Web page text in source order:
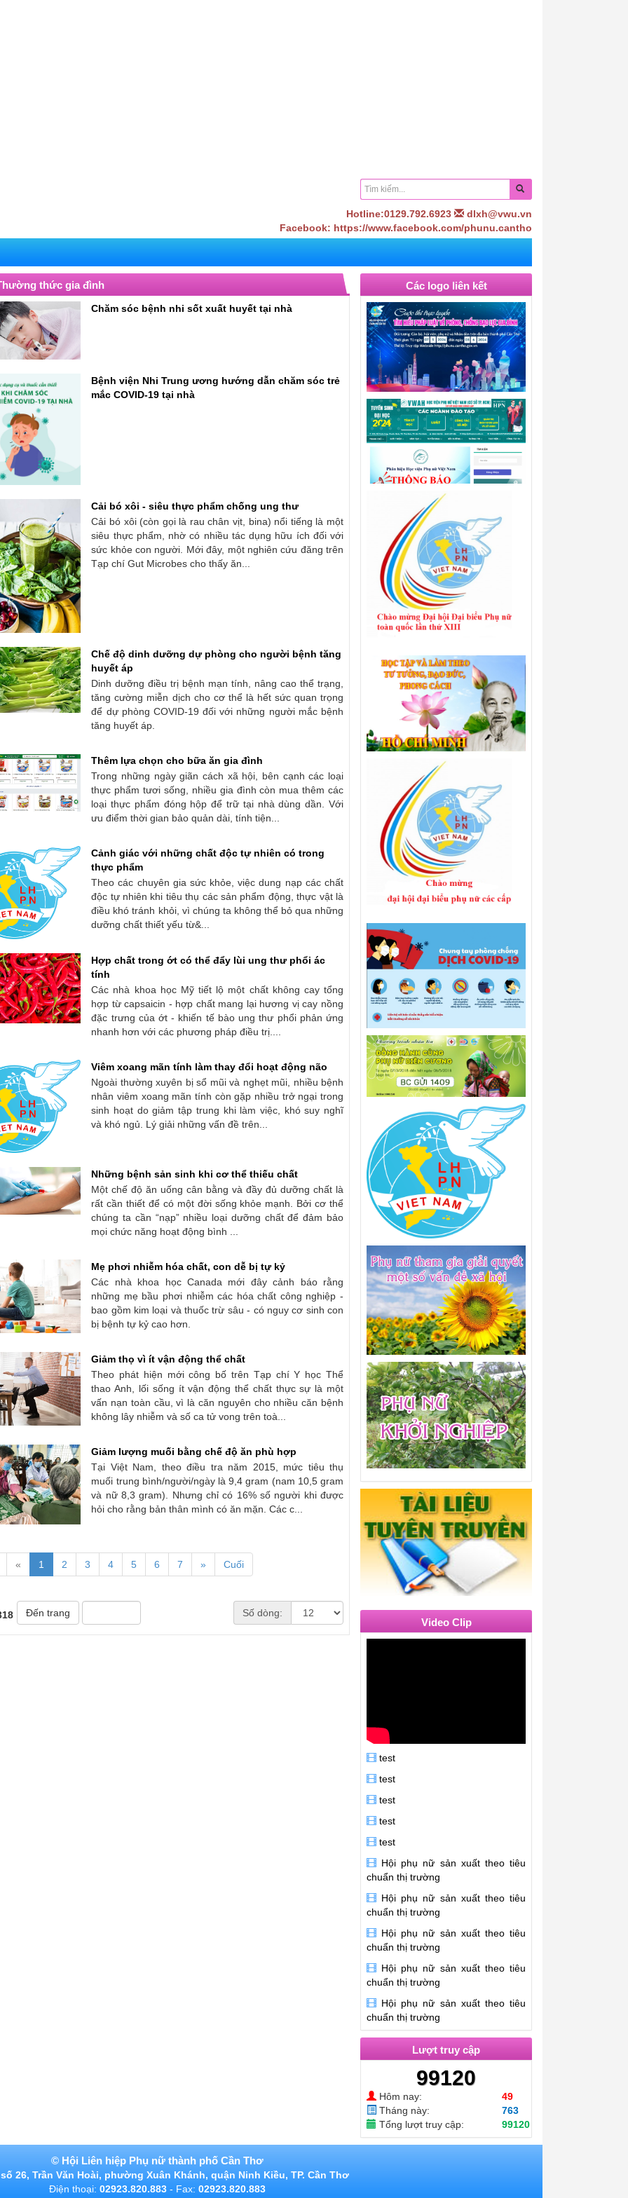
Hotline:0129.792.6923
dlxh@vwu.vn
Facebook: https://www.facebook.com/phunu.cantho
thức gia đình
Chăm sóc bệnh nhi sốt xuất huyết tại nhà
Bệnh viện Nhi Trung ương hướng dẫn chăm sóc trẻ
mắc COVID-19 tại nhà
Cải bó xôi - siêu thực phẩm chống ung thư
Cải bó xôi (còn gọi là rau chân vịt, bina) nổi tiếng là một
siêu thực phẩm, nhờ có nhiều tác dụng hữu ích đối với
sức khỏe con người. Mới đây, một nghiên cứu đăng trên
Tạp chí Gut Microbes cho thấy ăn...
Chế độ dinh dưỡng dự phòng cho người bệnh tăng
huyết áp
Dinh dưỡng điều trị bệnh mạn tính, nâng cao thể trạng,
tăng cường miễn dịch cho cơ thể là hết sức quan trọng
để dự phòng COVID-19 đối với những người mắc bệnh
tăng huyết áp.
Thêm lựa chọn cho bữa ăn gia đình
Trong những ngày giãn cách xã hội, bên cạnh các loại
thực phẩm tươi sống, nhiều gia đình còn mua thêm các
loại thực phẩm đóng hộp để trữ tại nhà dùng dần. Với
ưu điểm thời gian bảo quản dài, tính tiện...
Cảnh giác với những chất độc tự nhiên có trong
thực phẩm
Theo các chuyên gia sức khỏe, việc dung nạp các chất
độc tự nhiên khi tiêu thụ các sản phẩm động, thực vật là
điều khó tránh khỏi, vì chúng ta không thể bỏ qua những
dưỡng chất thiết yếu từ&...
Hợp chất trong ớt có thể đẩy lùi ung thư phổi ác
tính
Các nhà khoa học Mỹ tiết lộ một chất không cay tổng
hợp từ capsaicin - hợp chất mang lại hương vị cay nồng
đặc trưng của ớt - khiến tế bào ung thư phổi phản ứng
nhanh hơn với các phương pháp điều trị....
Viêm xoang mãn tính làm thay đổi hoạt động não
Ngoài thường xuyên bị sổ mũi và nghẹt mũi, nhiều bệnh
nhân viêm xoang mãn tính còn gặp nhiều trở ngại trong
sinh hoạt do giảm tập trung khi làm việc, khó suy nghĩ
và khó ngủ. Lý giải những vấn đề trên...
Những bệnh sản sinh khi cơ thể thiếu chất
Một chế độ ăn uống cân bằng và đầy đủ dưỡng chất là
rất cần thiết để có một đời sống khỏe mạnh. Bởi cơ thể
chúng ta cần “nạp” nhiều loại dưỡng chất để đảm bảo
mọi chức năng hoạt động bình ...
Mẹ phơi nhiễm hóa chất, con dễ bị tự kỷ
Các nhà khoa học Canada mới đây cảnh báo rằng
những mẹ bầu phơi nhiễm các hóa chất công nghiệp -
bao gồm kim loại và thuốc trừ sâu - có nguy cơ sinh con
bị bệnh tự kỷ cao hơn.
Giảm thọ vì ít vận động thể chất
Theo phát hiện mới công bố trên Tạp chí Y học Thể
thao Anh, lối sống ít vận động thể chất thực sự là một
vấn nạn toàn cầu, vì là căn nguyên cho nhiều căn bệnh
không lây nhiễm và số ca tử vong trên toà...
Giảm lượng muối bằng chế độ ăn phù hợp
Tại Việt Nam, theo điều tra năm 2015, mức tiêu thụ
muối trung bình/người/ngày là 9,4 gram (nam 10,5 gram
và nữ 8,3 gram). Nhưng chỉ có 16% số người khi được
hỏi cho rằng bản thân mình có ăn mặn. Các c...
« 1 2 3 4 5 6 7 » Cuối
Đến trang Số dòng:
Các logo liên kết
Video Clip
test
test
test
test
test
Hội phụ nữ sản xuất theo tiêu
chuẩn thị trường
Hội phụ nữ sản xuất theo tiêu
chuẩn thị trường
Hội phụ nữ sản xuất theo tiêu
chuẩn thị trường
Hội phụ nữ sản xuất theo tiêu
chuẩn thị trường
Hội phụ nữ sản xuất theo tiêu
chuẩn thị trường
Lượt truy cập
99120
Hôm nay:
49
Tháng này:
763
Tổng lượt truy cập:
99120
© Hội Liên hiệp Phụ nữ thành phố Cần Thơ
số 26, Trần Văn Hoài, phường Xuân Khánh, quận Ninh Kiều, TP. Cần Thơ
Điện thoại: 02923.820.883- Fax: 02923.820.883